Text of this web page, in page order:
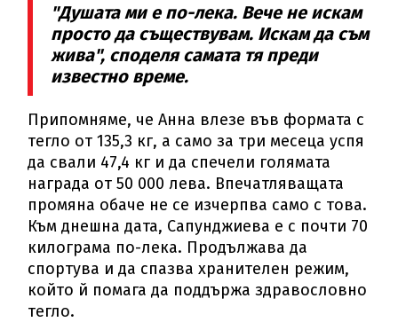
"Душата ми е по-лека. Вече не искам
просто да съществувам. Искам да съм
жива", споделя самата тя преди
известно време.
Припомняме, че Анна влезе във формата с
тегло от 135,3 кг, а само за три месеца успя
да свали 47,4 кг и да спечели голямата
награда от 50 000 лева. Впечатляващата
промяна обаче не се изчерпва само с това.
Към днешна дата, Сапунджиева е с почти 70
килограма по-лека. Продължава да
спортува и да спазва хранителен режим,
който й помага да поддържа здравословно
тегло.